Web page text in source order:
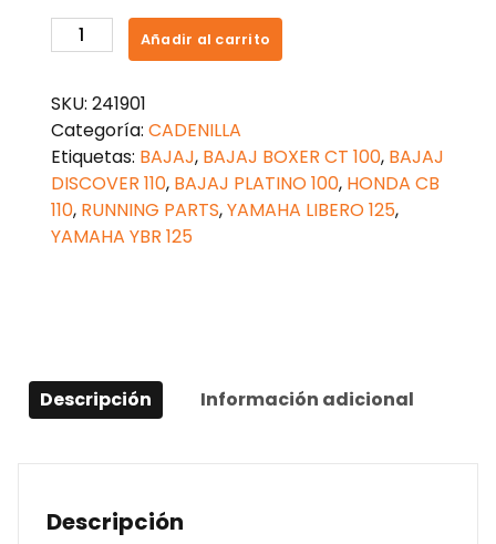
CADENILLA
BOXER
100
25H
88L
cantidad
Añadir al carrito
SKU: 241901
Categoría: CADENILLA
Etiquetas: BAJAJ, BAJAJ BOXER CT 100, BAJAJ
DISCOVER 110, BAJAJ PLATINO 100, HONDA CB
110, RUNNING PARTS,YAMAHA LIBERO 125,
YAMAHA YBR 125
Descripción Información adicional
Descripción